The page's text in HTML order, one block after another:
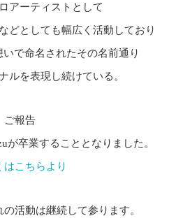
アーティストとして
どとしても幅広く活動しており
で命名されたその名前通り
ルを表現し続けている。
ご報告
が卒業することとなりました。
はこちらより
活動は継続して参ります。